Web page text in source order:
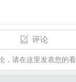
评论
请在这里发表您的看